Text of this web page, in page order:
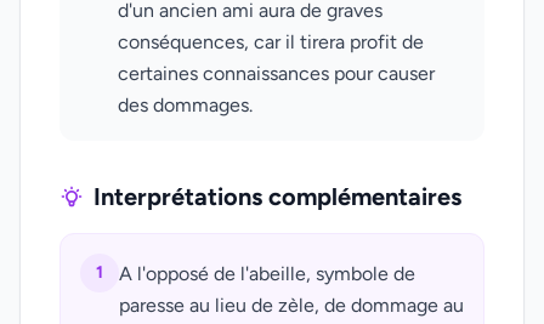
d'un ancien ami aura de graves
conséquences, car il tirera profit de
certaines connaissances pour causer
des dommages.
Interprétations complémentaires
1
A l'opposé de l'abeille, symbole de
paresse au lieu de zèle, de dommage au